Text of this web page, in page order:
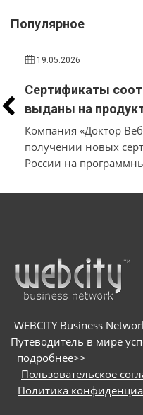
Популярное
19.05.2026
Сертификаты
выданы на
Security Suite,
и Dr.Web
Компания «Доктор
получении новых
России на
Dr.Web Enterprise
WEBCITY Business
Путеводитель в мире
подробнее>>
Пользовательское
Политика